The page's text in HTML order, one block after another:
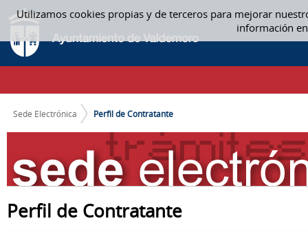
Utilizamos cookies propias y de terceros para mejorar
información
Saltar al contenido
PERFIL DE CONTRATANTE
CAMINO DE MIGAS
Sede Electrónica Perfil de Contratante
Perfil de Contratante